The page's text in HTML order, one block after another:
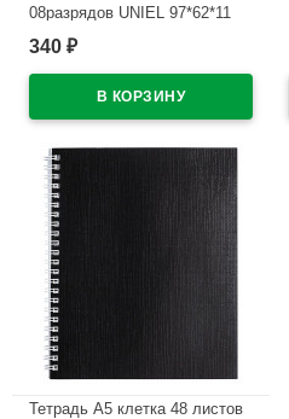
08разрядов UNIEL 97*62*11
оранжевый (UK-11О)
340 ₽
Тетрадь А5 клетка 48 листов